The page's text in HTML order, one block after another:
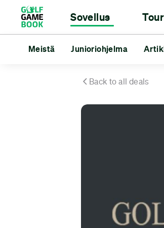
Meistä Junioriohjelma Artikkelit
Sovellus
Tuloskortti Etäisyysmittari
Tournament Manager
Meistä Junioriohjelma
Back to all deals